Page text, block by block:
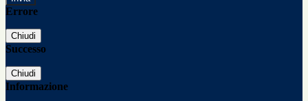
Errore
Chiudi
Successo
Chiudi
Informazione